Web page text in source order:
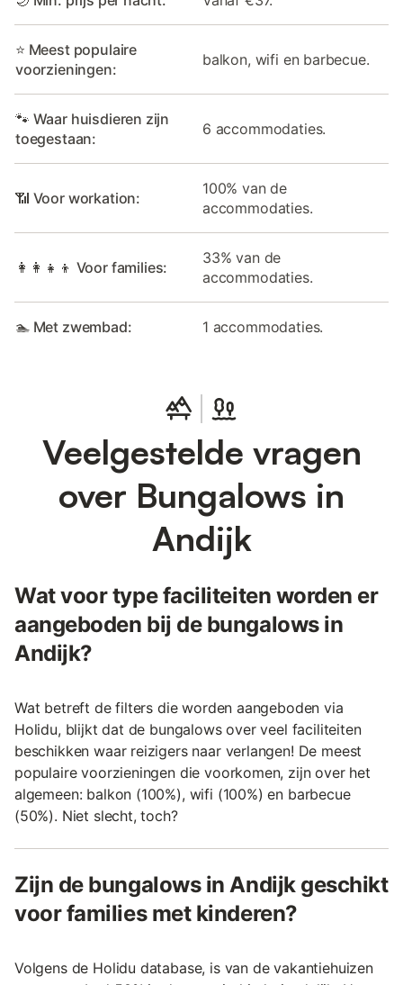
⭐ Meest populaire
voorzieningen:
balkon, wifi en barbecue.
🐾 Waar huisdieren zijn
toegestaan:
6 accommodaties.
📶 Voor workation:
100% van de
accommodaties.
👩‍👩‍👧‍👦 Voor families:
33% van de
accommodaties.
🏊 Met zwembad: 1 accommodaties.
Veelgestelde vragen
over Bungalows in
Andijk
Wat voor type faciliteiten worden er
aangeboden bij de bungalows in
Andijk?
Wat betreft de filters die worden aangeboden via
Holidu, blijkt dat de bungalows over veel faciliteiten
beschikken waar reizigers naar verlangen! De meest
populaire voorzieningen die voorkomen, zijn over het
algemeen: balkon (100%), wifi (100%) en barbecue
(50%). Niet slecht, toch?
Zijn de bungalows in Andijk geschikt
voor families met kinderen?
Volgens de Holidu database, is van de vakantiehuizen